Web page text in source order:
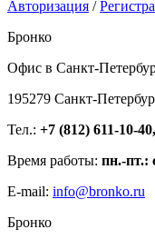
Авторизация /
Бронко
Офис в Санкт-
195279 Санкт-
Тел.: +7 (812) 611-10-
Время работы: пн.-пт.:
E-mail: info@bronko.ru
Бронко